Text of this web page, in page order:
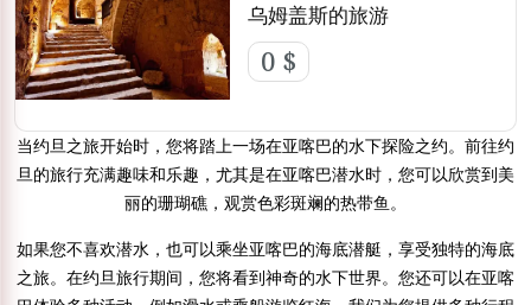
乌姆盖斯的旅游
0 $
当约旦之旅开始时，您将踏上一场在亚喀巴的水下探险之约。前往约
旦的旅行充满趣味和乐趣，尤其是在亚喀巴潜水时，您可以欣赏到美
丽的珊瑚礁，观赏色彩斑斓的热带鱼。
如果您不喜欢潜水，也可以乘坐亚喀巴的海底潜艇，享受独特的海底
之旅。在约旦旅行期间，您将看到神奇的水下世界。您还可以在亚喀